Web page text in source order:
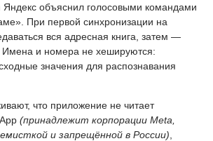
Яндекс объяснил голосовыми командами
При первой синхронизации на
вся адресная книга, затем —
Имена и номера не хешируются:
значения для распознавания
что приложение не читает
(принадлежит корпорации Meta,
и запрещённой в России)